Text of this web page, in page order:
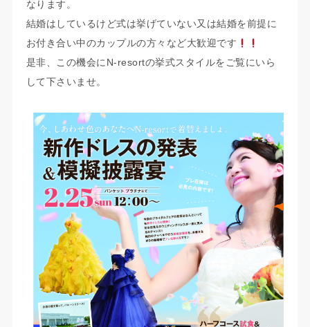
なります。
結婚はしているけど式は挙げていない又は結婚を前提に
お付き合い中のカップルの方々など大歓迎です
是非、この機会にN-resortの挙式スタイルをご覧にいら
して下さいませ。